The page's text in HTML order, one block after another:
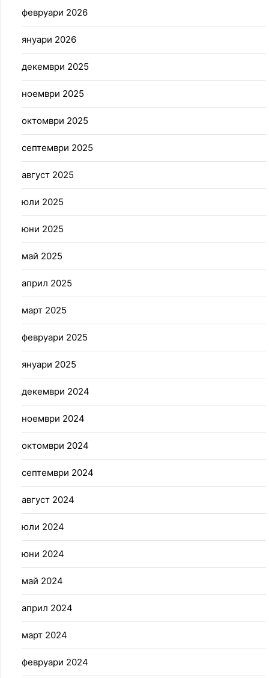
февруари 2026
януари 2026
декември 2025
ноември 2025
октомври 2025
септември 2025
август 2025
юли 2025
юни 2025
май 2025
април 2025
март 2025
февруари 2025
януари 2025
декември 2024
ноември 2024
октомври 2024
септември 2024
август 2024
юли 2024
юни 2024
май 2024
април 2024
март 2024
февруари 2024